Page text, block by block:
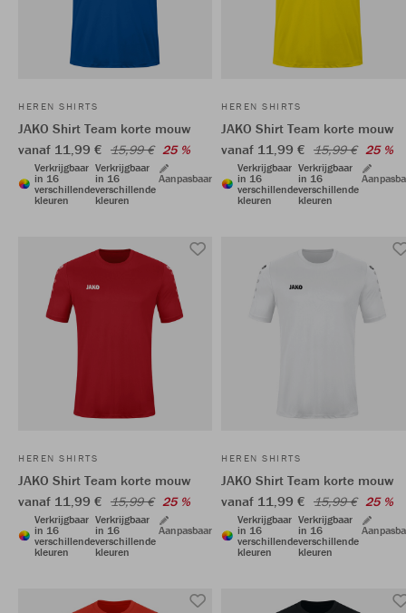
HEREN SHIRTS
JAKO Shirt Team korte mouw
vanaf 11,99 € 15,99 € 25 %
Verkrijgbaar
in 16
verschillende
kleuren
Verkrijgbaar
in 16
verschillende
kleuren
Aanpasbaar
HEREN SHIRTS
JAKO Shirt Team korte mouw
vanaf 11,99 € 15,99 € 25 %
Verkrijgbaar
in 16
verschillende
kleuren
Verkrijgbaar
in 16
verschillende
kleuren
HEREN SHIRTS
JAKO Shirt Team korte mouw
vanaf 11,99 € 15,99 € 25 %
Verkrijgbaar
in 16
verschillende
kleuren
Verkrijgbaar
in 16
verschillende
kleuren
Aanpasbaar
HEREN SHIRTS
JAKO Shirt Team korte mouw
vanaf 11,99 € 15,99 € 25 %
Verkrijgbaar
in 16
verschillende
kleuren
Verkrijgbaar
in 16
verschillende
kleuren